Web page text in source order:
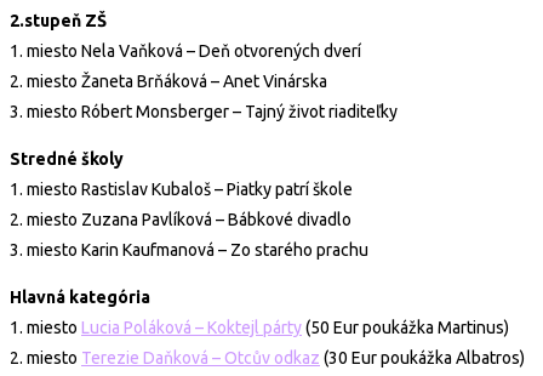
2.stupeň ZŠ
1. miesto Nela Vaňková – Deň otvorených dverí
2. miesto Žaneta Brňáková – Anet Vinárska
3. miesto Róbert Monsberger – Tajný život riaditeľky
Stredné školy
1. miesto Rastislav Kubaloš – Piatky patrí škole
2. miesto Zuzana Pavlíková – Bábkové divadlo
3. miesto Karin Kaufmanová – Zo starého prachu
Hlavná kategória
1. miesto Lucia Poláková – Koktejl párty(50 Eur poukážka Martinus)
2. miesto Terezie Daňková – Otcův odkaz (30 Eur poukážka Albatros)